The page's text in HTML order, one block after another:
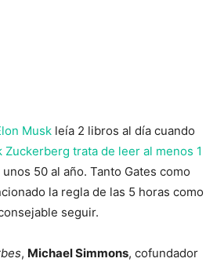
Musk leía 2 libros al día cuando
Zuckerberg trata de leer al menos 1
50 al año. Tanto Gates como
la regla de las 5 horas como
seguir.
, Michael Simmons, cofundador